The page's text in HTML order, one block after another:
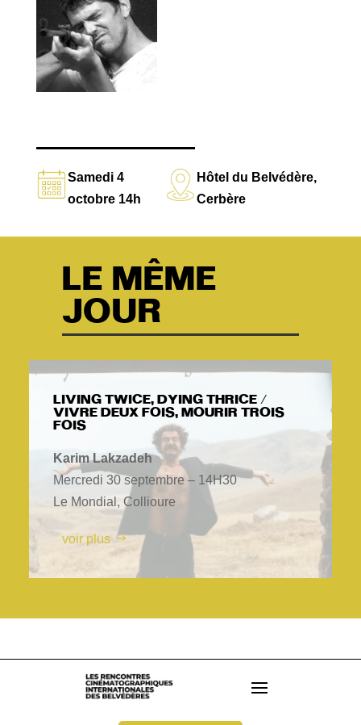
Samedi 4
octobre 14h
Hôtel du Belvédère,
Cerbère
LE MÊME
JOUR
LIVING TWICE, DYING THRICE /
VIVRE DEUX FOIS, MOURIR TROIS
FOIS
Karim Lakzadeh
Mercredi 30 septembre – 14H30
Le Mondial, Collioure
voir plus